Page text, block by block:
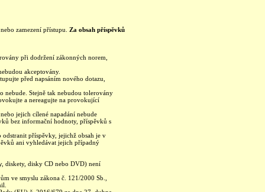
zamezení přístupu. Za obsah příspěvků
při dodržení zákonných norem,
akceptovány.
před napsáním nového dotazu,
nebude. Stejně tak nebudou tolerovány
a nereagujte na provokující
jejich cílené napadání nebude
bez informační hodnoty, příspěvků s
příspěvky, jejichž obsah je v
ani vyhledávat jejich případný
diskety, disky CD nebo DVD) není
ve smyslu zákona č. 121/2000 Sb.,